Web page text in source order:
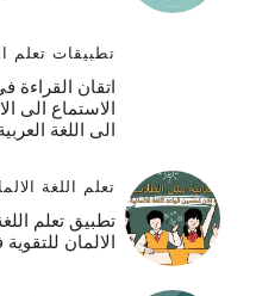
تطبيقات تعلم
اتقان القراءة
الاستماع الى
الى اللغة
تعلم اللغة
تطبيق تعلم
الالمان